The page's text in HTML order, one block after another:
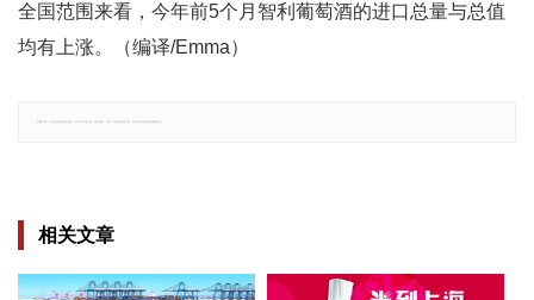
全国范围来看，今年前5个月智利葡萄酒的进口总量与总值
均有上涨。（编译/Emma）
相关文章